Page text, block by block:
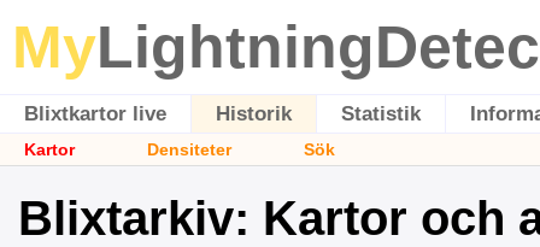
My
Blixtkartor live Historik Statistik
Kartor Densiteter Sök
Blixtarkiv: Kartor och